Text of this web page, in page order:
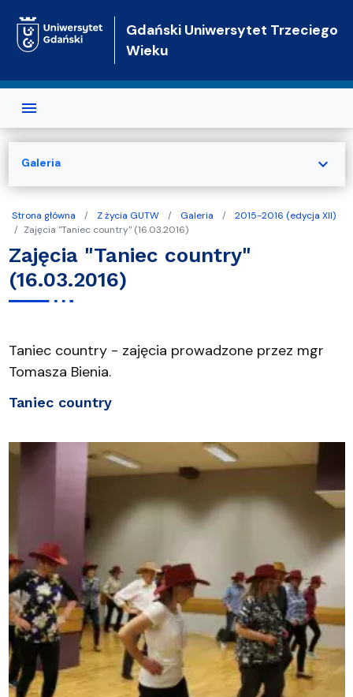
Gdański Uniwersytet Trzeciego
Wieku
Strona główna Z życia GUTW Galeria
2015-2016 (edycja XII)
Zajęcia "Taniec country" (16.03.2016)
Zajęcia "Taniec country"
(16.03.2016)
Taniec country - zajęcia prowadzone przez mgr
Tomasza Bienia.
Taniec country
Galeria expand_more